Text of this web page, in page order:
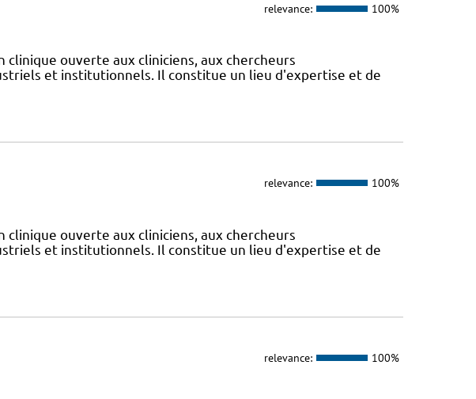
relevance: 100%
ouverte aux cliniciens, aux chercheurs
et institutionnels. Il constitue un lieu d'expertise et de
relevance: 100%
ouverte aux cliniciens, aux chercheurs
et institutionnels. Il constitue un lieu d'expertise et de
relevance: 100%